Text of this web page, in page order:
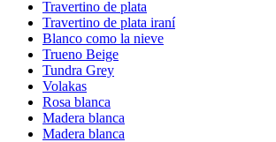
Travertino de plata
Travertino de plata iraní
Blanco como la nieve
Trueno Beige
Tundra Grey
Volakas
Rosa blanca
Madera blanca
Madera blanca